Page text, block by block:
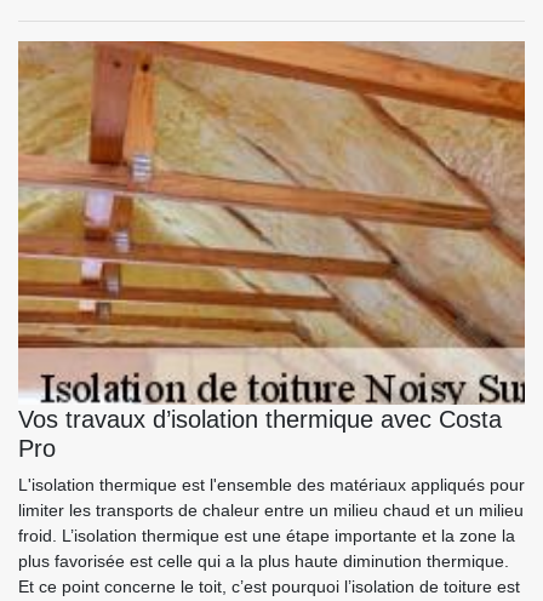
Vos travaux d’isolation thermique avec Costa
Pro
L'isolation thermique est l'ensemble des matériaux appliqués pour
limiter les transports de chaleur entre un milieu chaud et un milieu
froid. L’isolation thermique est une étape importante et la zone la
plus favorisée est celle qui a la plus haute diminution thermique.
Et ce point concerne le toit, c’est pourquoi l’isolation de toiture est